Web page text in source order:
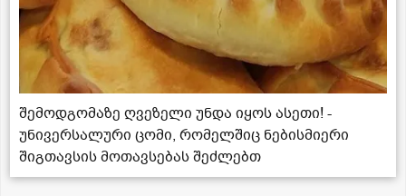
შემოდგომაზე ღვეზელი უნდა იყოს ასეთი! -
უნივერსალური ცომი, რომელშიც ნებისმიერი
შიგთავსის მოთავსებას შეძლებთ